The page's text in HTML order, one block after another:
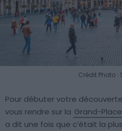
Crédit Photo
Pour débuter votre
vous rendre sur la Grand-Place
a dit une fois que c’était la